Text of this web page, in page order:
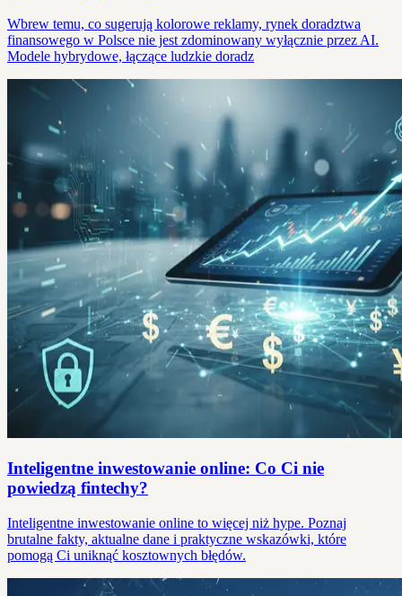
Wbrew temu, co sugerują kolorowe reklamy, rynek doradztwa
finansowego w Polsce nie jest zdominowany wyłącznie przez AI.
Modele hybrydowe, łączące ludzkie doradz
Inteligentne inwestowanie online: Co Ci nie
powiedzą fintechy?
Inteligentne inwestowanie online to więcej niż hype. Poznaj
brutalne fakty, aktualne dane i praktyczne wskazówki, które
pomogą Ci uniknąć kosztownych błędów.